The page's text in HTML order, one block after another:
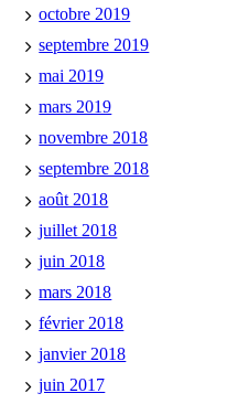
octobre 2019
septembre 2019
mai 2019
mars 2019
novembre 2018
septembre 2018
août 2018
juillet 2018
juin 2018
mars 2018
février 2018
janvier 2018
juin 2017